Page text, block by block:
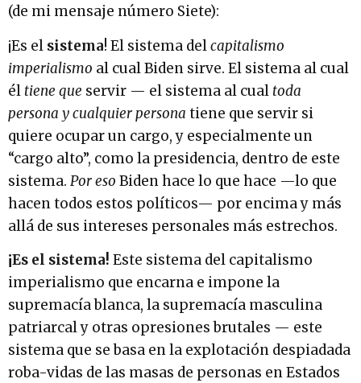
(de mi mensaje número Siete):
¡Es el sistema! El sistema delcapitalismo
imperialismo al cual Biden sirve. El sistema al cual
él tiene que servir — el sistema al cual toda
persona y cualquier persona tiene que servir si
quiere ocupar un cargo, y especialmente un
“cargo alto”, como la presidencia, dentro de este
sistema. Por eso Biden hace lo que hace —lo que
hacen todos estos políticos— por encima y más
allá de sus intereses personales más estrechos.
¡Es el sistema! Este sistema del capitalismo
imperialismo que encarna e impone la
supremacía blanca, la supremacía masculina
patriarcal y otras opresiones brutales — este
sistema que se basa en la explotación despiadada
roba-vidas de las masas de personas en Estados